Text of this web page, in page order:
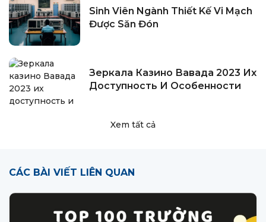
Sinh Viên Ngành Thiết Kế Vi Mạch
Được Săn Đón
Зеркала Казино Вавада 2023 Их
Доступность И Особенности
Xem tất cả
CÁC BÀI VIẾT LIÊN QUAN